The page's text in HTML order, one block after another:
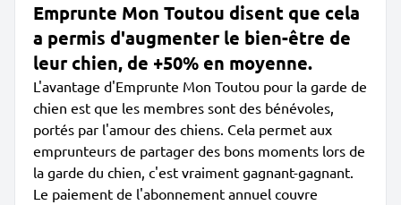
Emprunte Mon Toutou disent que cela
a permis d'augmenter le bien-être de
leur chien, de +50% en moyenne.
L'avantage d'Emprunte Mon Toutou pour la garde de
chien est que les membres sont des bénévoles,
portés par l'amour des chiens. Cela permet aux
emprunteurs de partager des bons moments lors de
la garde du chien, c'est vraiment gagnant-gagnant.
Le paiement de l'abonnement annuel couvre